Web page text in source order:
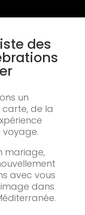
des
un
de la
mariage,
avec vous
dans